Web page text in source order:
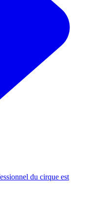
du cirque est